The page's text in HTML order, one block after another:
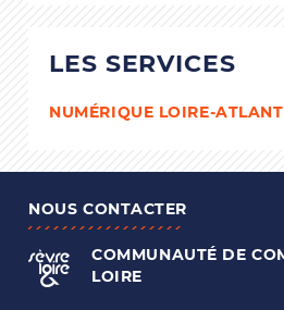
LES SERVICES
NUMÉRIQUE LOIRE-
NOUS CONTACTER
COMMUNAUTÉ DE
LOIRE